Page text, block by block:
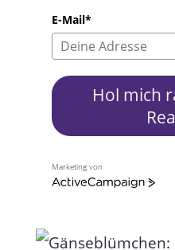
E-Mail*
Hol mich
Marketing von
A
e